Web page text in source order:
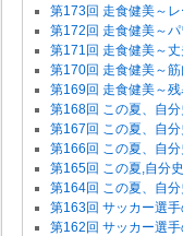
第173回 走食健美～
第172回 走食健美～
第171回 走食健美～
第170回 走食健美～
第169回 走食健美～
第168回 この夏、自
第167回 この夏、自
第166回 この夏、自
第165回 この夏,自分
第164回 この夏、自
第163回 サッカー選
第162回 サッカー選